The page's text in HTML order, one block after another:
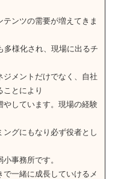
ンツの需要が増えてきま
多様化され、現場に出るチ
ジメントだけでなく、自社
ことにより
やしています。現場の経験
グにもなり必ず役者とし
事務所です。
一緒に成長していけるメ